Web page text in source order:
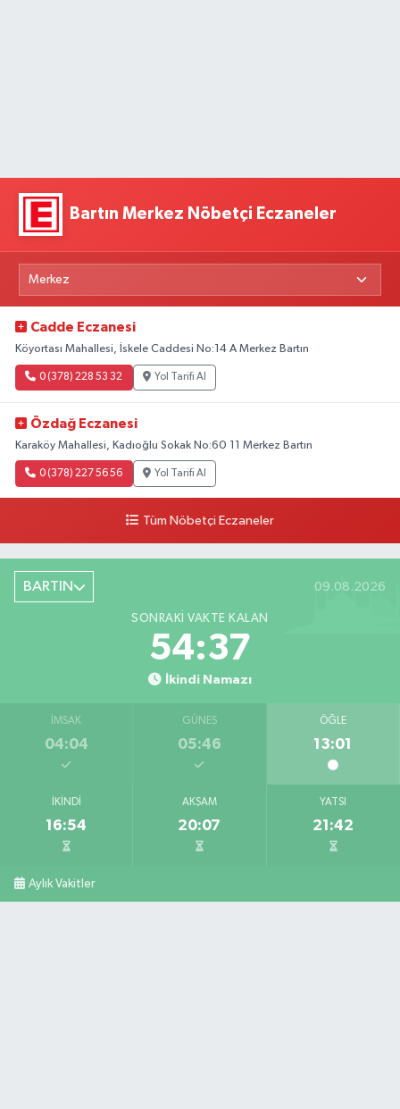
Bartın Merkez Nöbetçi Eczaneler
Cadde Eczanesi
Köyortası Mahallesi, İskele Caddesi No:14 A Merkez Bartın
0 (378) 228 53 32 Yol Tarifi Al
Özdağ Eczanesi
Karaköy Mahallesi, Kadıoğlu Sokak No:60 11 Merkez Bartın
0 (378) 227 56 56 Yol Tarifi Al
Tüm Nöbetçi Eczaneler
BARTIN 09.08.2026
SONRAKI VAKTE KALAN
54:36
İkindi Namazı
İMSAK
04:04
GÜNEŞ
05:46
ÖĞLE
13:01
İKINDI
16:54
AKŞAM
20:07
YATSI
21:42
Aylık Vakitler